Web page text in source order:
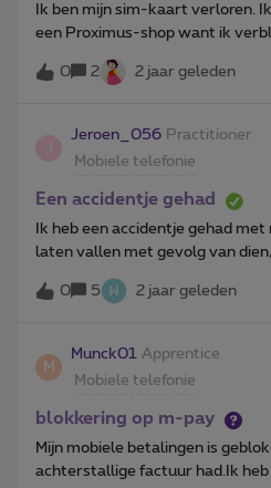
Ik ben mijn sim-kaart verloren.
een Proximus-shop want ik
een nieuwe sim-kaart verstuurd
0
2 2 jaar geleden
J
Jeroen_056 Practitioner
Mobiele telefonie
Een accidentje gehad
Ik heb een accidentje gehad
laten vallen met gevolg van
abonnement gekocht heb? dit
0 5 2 jaar geleden
M
Munck01
Apprentice
Mobiele telefonie
blokkering op m-pay
Mijn mobiele betalingen is
achterstallige factuur had.Ik heb